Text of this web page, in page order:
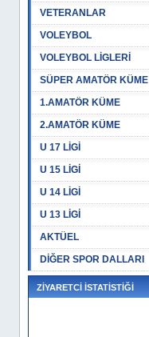
VETERANLAR
VOLEYBOL
VOLEYBOL LİGLERİ
SÜPER AMATÖR KÜME
1.AMATÖR KÜME
2.AMATÖR KÜME
U 17 LİGİ
U 15 LİGİ
U 14 LİGİ
U 13 LİGİ
AKTÜEL
DİĞER SPOR DALLARI
ZİYARETCİ İSTATİSTİĞİ